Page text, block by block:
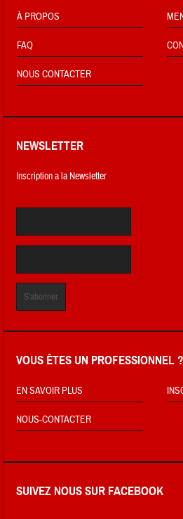
À PROPOS
FAQ
NOUS CONTACTER
NEWSLETTER
Inscription a la Newsletter
VOUS ÊTES UN PROFESSIONNEL ?
EN SAVOIR PLUS
NOUS-CONTACTER
SUIVEZ NOUS SUR FACEBOOK